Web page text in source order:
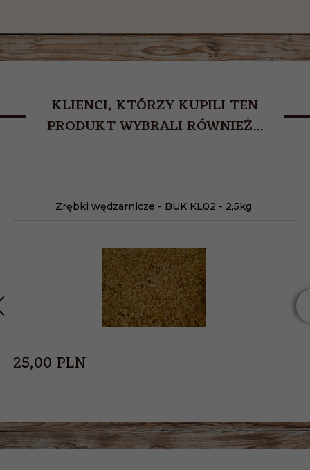
KLIENCI, KTÓRZY KUPILI TEN
PRODUKT WYBRALI RÓWNIEŻ...
Zrębki wędzarnicze - BUK KL02 - 2,5kg
25,00PLN